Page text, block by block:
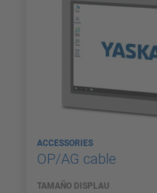
ACCESSORIES
OP/AG cable
TAMAÑO DISPLAU